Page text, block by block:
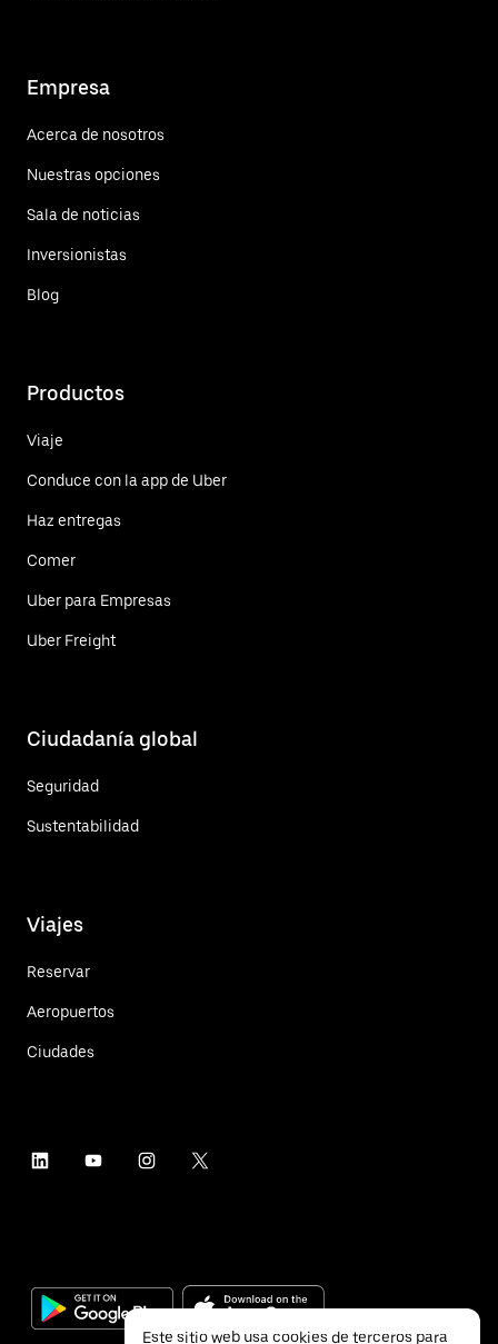
Empresa
Acerca de nosotros
Nuestras opciones
Sala de noticias
Inversionistas
Blog
Productos
Viaje
Conduce con la app de Uber
Haz entregas
Comer
Uber para Empresas
Uber Freight
Ciudadanía global
Seguridad
Sustentabilidad
Viajes
Reservar
Aeropuertos
Ciudades
Este sitio web usa cookies de terceros para